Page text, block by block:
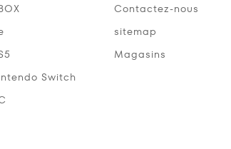
Switch
Contactez-nous
sitemap
Magasins